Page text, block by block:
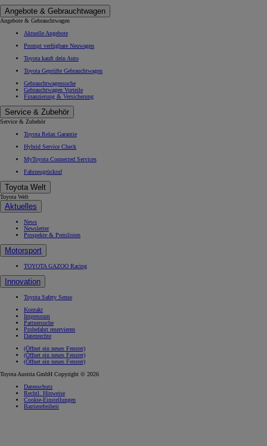
Angebote & Gebrauchtwagen
Angebote & Gebrauchtwagen
Aktuelle Angebote
Prompt verfügbare Neuwagen
Toyota kauft dein Auto
Toyota Geprüfte Gebrauchtwagen
Gebrauchtwagensuche
Gebrauchtwagen Vorteile
Finanzierung & Versicherung
Service & Zubehör
Service & Zubehör
Toyota Relax Garantie
Hybrid Service Check
MyToyota Connected Services
Fahrzeugrückruf
Toyota Welt
Toyota Welt
Aktuelles
News
Newsletter
Prospekte & Preislisten
Motorsport
TOYOTA GAZOO Racing
Innovation
Toyota Safety Sense
Kontakt
Impressum
Partnersuche
Probefahrt reservieren
Datenrechte
(Öffnet ein neues Fenster)
(Öffnet ein neues Fenster)
(Öffnet ein neues Fenster)
Toyota Austria GmbH Copyright © 2026
Datenschutz
Rechtl. Hinweise
Cookie-Einstellungen
Barrierefreiheit